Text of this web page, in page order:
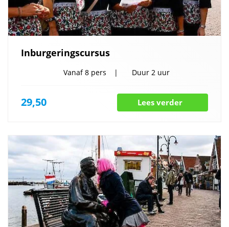
Inburgeringscursus
Vanaf8 pers Duur 2 uur
29,50 Lees verder